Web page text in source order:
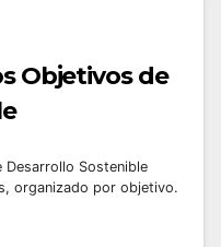
Objetivos de
Sostenible
organizado por objetivo.